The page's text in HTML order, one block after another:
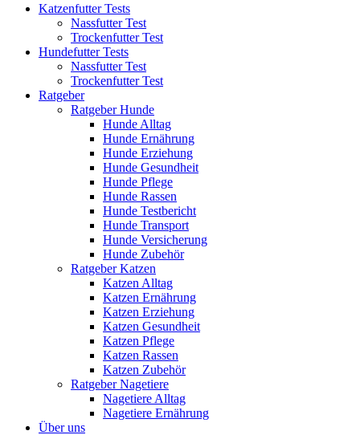
Katzenfutter Tests
Nassfutter Test
Trockenfutter Test
Hundefutter Tests
Nassfutter Test
Trockenfutter Test
Ratgeber
Ratgeber Hunde
Hunde Alltag
Hunde Ernährung
Hunde Erziehung
Hunde Gesundheit
Hunde Pflege
Hunde Rassen
Hunde Testbericht
Hunde Transport
Hunde Versicherung
Hunde Zubehör
Ratgeber Katzen
Katzen Alltag
Katzen Ernährung
Katzen Erziehung
Katzen Gesundheit
Katzen Pflege
Katzen Rassen
Katzen Zubehör
Ratgeber Nagetiere
Nagetiere Alltag
Nagetiere Ernährung
Über uns